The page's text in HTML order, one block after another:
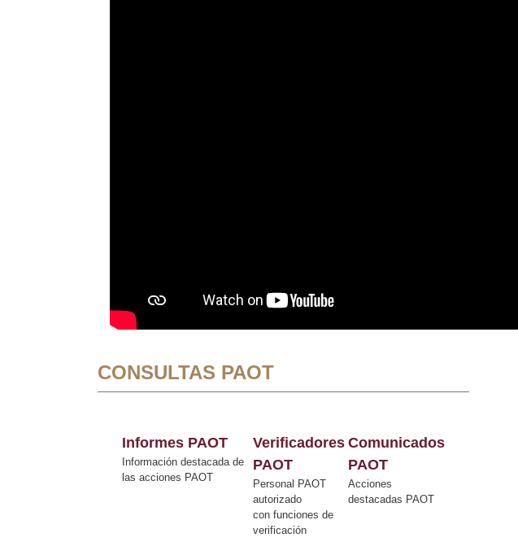
CONSULTAS PAOT
Informes PAOT
Información destacada de
las acciones PAOT
Verificadores
PAOT
Personal PAOT
autorizado
con funciones de
verificación
Comunicados
PAOT
Acciones
destacadas PAOT